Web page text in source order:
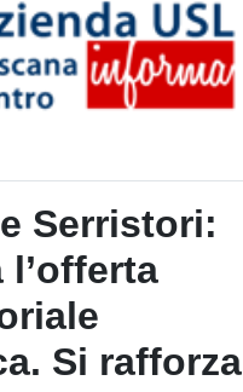
Serristori:
l’offerta
Si rafforza